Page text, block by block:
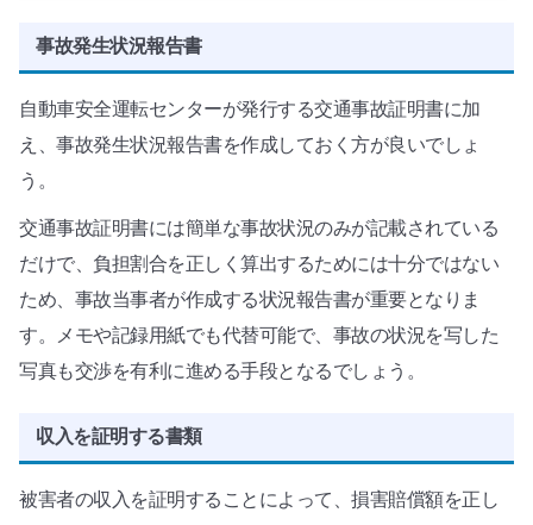
事故発生状況報告書
自動車安全運転センターが発行する交通事故証明書に加
え、事故発生状況報告書を作成しておく方が良いでしょ
う。
交通事故証明書には簡単な事故状況のみが記載されている
だけで、負担割合を正しく算出するためには十分ではない
ため、事故当事者が作成する状況報告書が重要となりま
す。メモや記録用紙でも代替可能で、事故の状況を写した
写真も交渉を有利に進める手段となるでしょう。
収入を証明する書類
被害者の収入を証明することによって、損害賠償額を正し